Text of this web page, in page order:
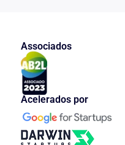
Associados
Acelerados por